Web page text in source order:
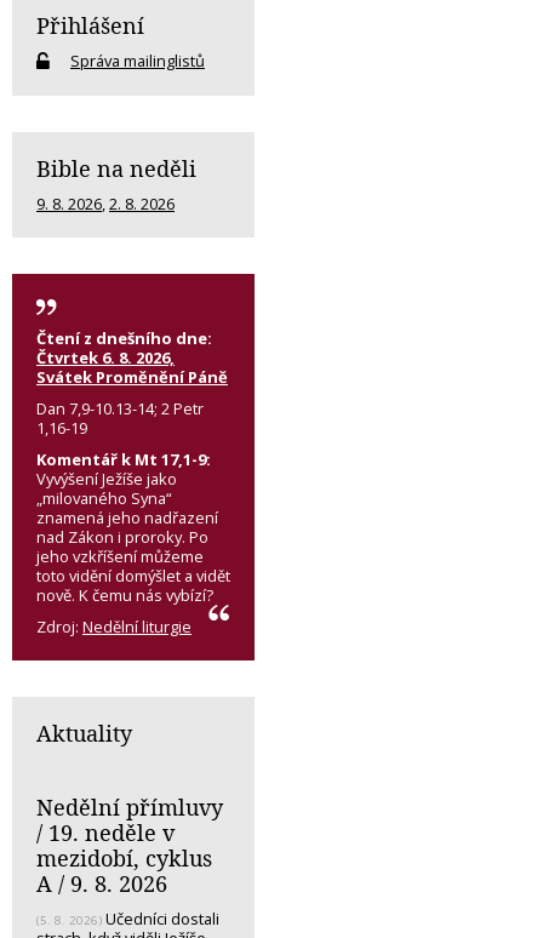
Přihlášení
Správa mailinglistů
Bible na neděli
9. 8. 2026,2. 8. 2026
Čtení z dnešního dne:
Čtvrtek 6. 8. 2026,
Svátek Proměnění Páně
Dan 7,9-10.13-14; 2 Petr
1,16-19
Komentář k Mt 17,1-9:
Vyvýšení Ježíše jako
„milovaného Syna“
znamená jeho nadřazení
nad Zákon i proroky. Po
jeho vzkříšení můžeme
toto vidění domýšlet a vidět
nově. K čemu nás vybízí?
Zdroj: Nedělní liturgie
Aktuality
Nedělní přímluvy
/ 19. neděle v
mezidobí, cyklus
A / 9. 8. 2026
(5. 8. 2026) Učedníci dostali